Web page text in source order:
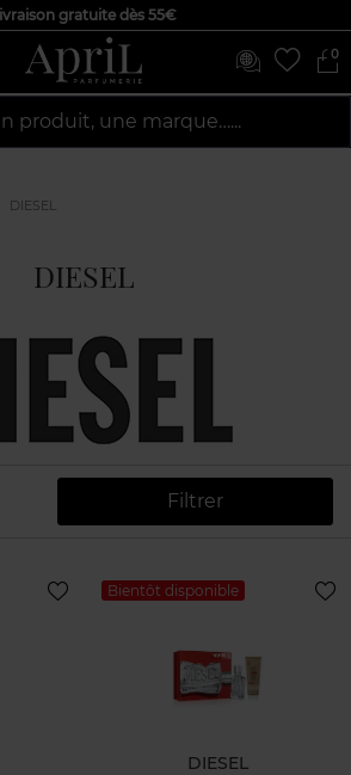
gratuite dès 55€
0
produit, une marque…...
DIESEL
DIESEL
Filtrer
Bientôt disponible
DIESEL